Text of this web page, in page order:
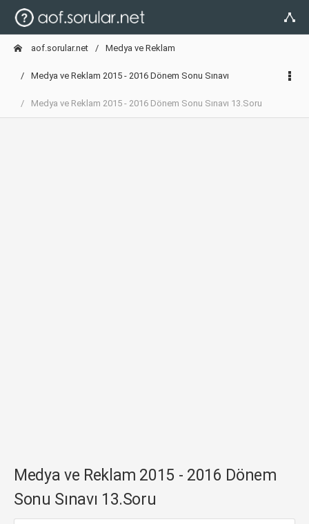
aof.sorular.net Medya ve Reklam
Medya ve Reklam 2015 - 2016 Dönem Sonu Sınavı
Medya ve Reklam 2015 - 2016 Dönem Sonu Sınavı 13.Soru
Medya ve Reklam 2015 - 2016 Dönem
Sonu Sınavı 13.Soru